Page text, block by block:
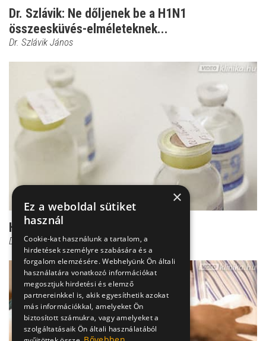
Dr. Szlávik: Ne dőljenek be a H1N1
összeesküvés-elméleteknek...
Dr. Szlávik János
H1N1: Mióta tesztelik az oltást?
Dr. Szlávik János
×
Ez a weboldal sütiket
használ
Cookie-kat használunk a tartalom, a
hirdetések személyre szabására és a
forgalom elemzésére. Webhelyünk Ön általi
használatára vonatkozó információkat
megosztjuk hirdetési és elemző
partnereinkkel is, akik egyesíthetik azokat
más információkkal, amelyeket Ön
biztosított számukra, vagy amelyeket a
szolgáltatásaik Ön általi használatából